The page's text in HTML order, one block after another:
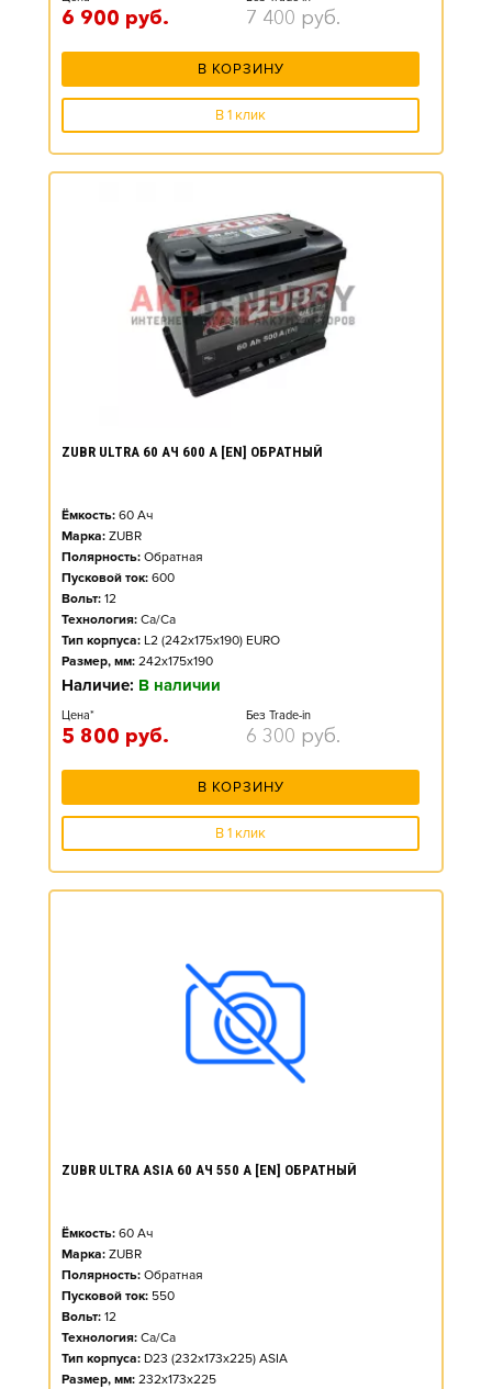
6 900 руб. 7 400 руб.
В КОРЗИНУ
В 1 клик
ZUBR ULTRA 60 АЧ 600 А [EN] ОБРАТНЫЙ
Ёмкость: 60 Ач
Марка: ZUBR
Полярность: Обратная
Пусковой ток: 600
Вольт: 12
Технология: Ca/Ca
Тип корпуса: L2 (242x175x190) EURO
Размер, мм: 242x175x190
Наличие: В наличии
Цена*
5 800 руб.
Без Trade-in
6 300 руб.
В КОРЗИНУ
В 1 клик
ZUBR ULTRA ASIA 60 АЧ 550 А [EN] ОБРАТНЫЙ
Ёмкость: 60 Ач
Марка: ZUBR
Полярность: Обратная
Пусковой ток: 550
Вольт: 12
Технология: Ca/Ca
Тип корпуса: D23 (232x173x225) ASIA
Размер, мм: 232x173x225